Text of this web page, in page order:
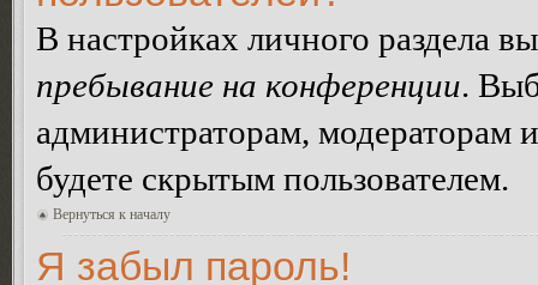
В настройках личного раздела
пребывание на конференции.
администраторам, модераторам
будете скрытым пользователем.
Вернуться к началу
Я забыл пароль!